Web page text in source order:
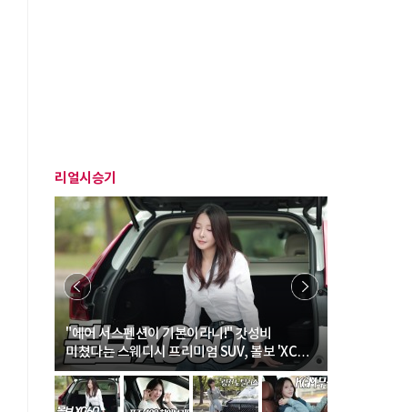
리얼시승기
"에어 서스펜션이 기본이라니!" 갓성비
미쳤다는 스웨디시 프리미엄 SUV, 볼보 'XC60
B5 울트라'